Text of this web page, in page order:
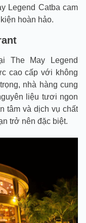
Legend Catba cam
hoàn hảo.
The May Legend
cao cấp với không
nhà hàng cung
liệu tươi ngon
tâm và dịch vụ chất
trở nên đặc biệt.